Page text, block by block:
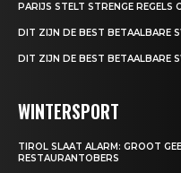
PARIJS STELT STRENGE
DIT ZIJN DE BEST BETAALBARE
DIT ZIJN DE BEST BETAALBARE
WINTERSPORT
TIROL SLAAT ALARM: GROOT
RESTAURANTOBERS